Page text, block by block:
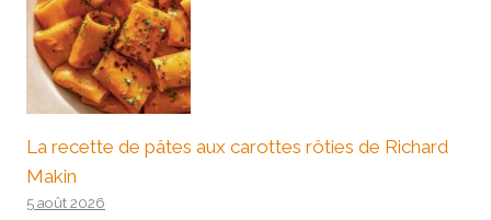
La recette de pâtes aux carottes rôties de Richard
Makin
5 août 2026